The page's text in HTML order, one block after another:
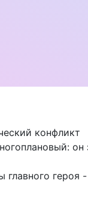
конфликт
он
главного героя